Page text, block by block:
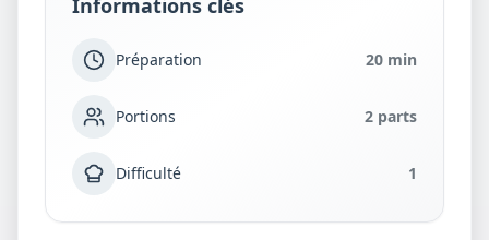
Informations clés
Préparation 20 min
Portions 2 parts
Difficulté 1